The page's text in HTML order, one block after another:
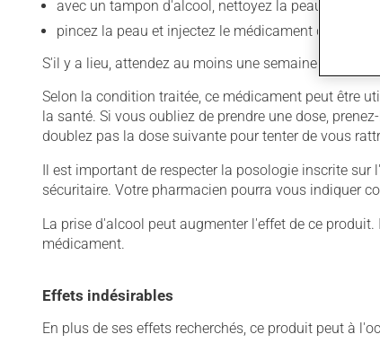
avec un tampon d'alcool, nettoyez la peau où se
pincez la peau et injectez le médicament dans le
S'il y a lieu, attendez au moins une semaine avant
Selon la condition traitée, ce médicament peut être
la santé. Si vous oubliez de prendre une dose,
doublez pas la dose suivante pour tenter de vous
Il est important de respecter la posologie inscrite
sécuritaire. Votre pharmacien pourra vous indiquer
La prise d'alcool peut augmenter l'effet de ce
médicament.
Effets indésirables
En plus de ses effets recherchés, ce produit peut à